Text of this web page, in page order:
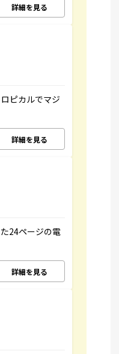
詳細を見る
ピカルでマジ
詳細を見る
24ページの電
詳細を見る